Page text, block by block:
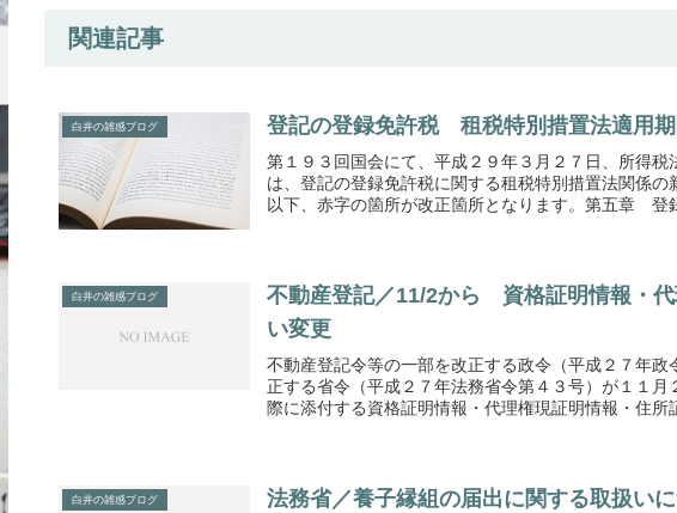
関連記事
白井の雑感ブログ 登記の登録免許税 租税特別措置法適用
第１９３回国会にて、平成２９年３月２７日、所得
は、登記の登録免許税に関する租税特別措置法関係
以下、赤字の箇所が改正箇所となります。第五章 登
白井の雑感ブログ
不動産登記／11/2から 資格証明情報・
い変更
不動産登記令等の一部を改正する政令（平成２７年
正する省令（平成２７年法務省令第４３号）が１１
際に添付する資格証明情報・代理権現証明情報・住所
白井の雑感ブログ 法務省／養子縁組の届出に関する取扱い